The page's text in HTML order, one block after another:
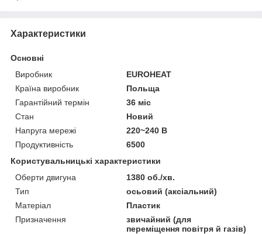
Характеристики
Основні
Виробник
EUROHEAT
Країна виробник
Польща
Гарантійний термін
36 міс
Стан
Новий
Напруга мережі
220~240 В
Продуктивність
6500
Користувальницькі характеристики
Оберти двигуна
1380 об./хв.
Тип
осьовий (аксіальний)
Матеріал
Пластик
Призначення
звичайний (для
переміщення повітря й газів)